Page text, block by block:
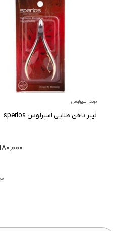
برند اسپرلوس
نیپر ناخن طلایی اسپرلوس sperlos
180,000